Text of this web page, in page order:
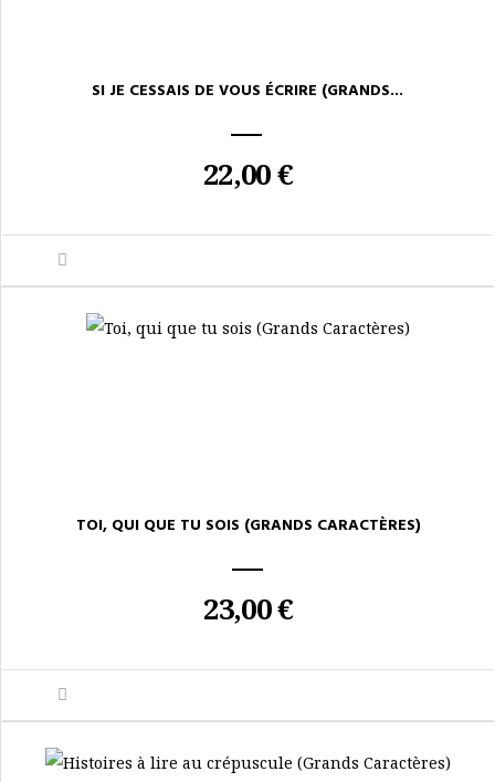
SI JE CESSAIS DE VOUS ÉCRIRE (GRANDS...
22,00 €
TOI, QUI QUE TU SOIS (GRANDS CARACTÈRES)
23,00 €